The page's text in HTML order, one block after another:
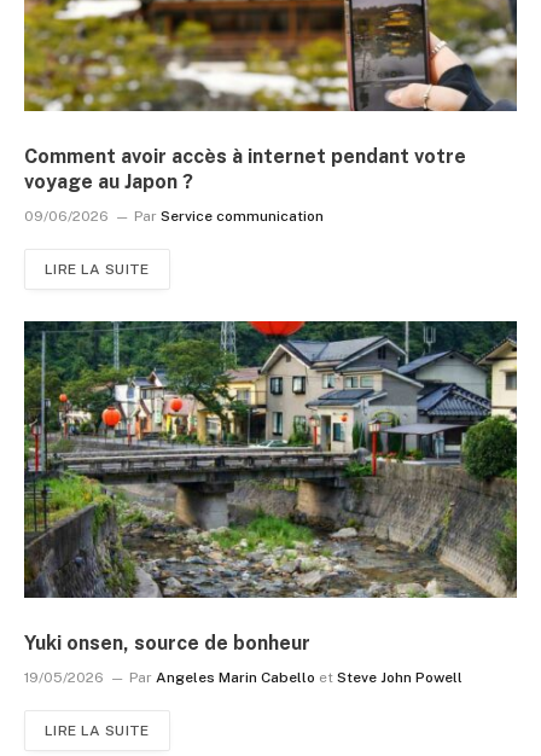
Comment avoir accès à internet pendant votre
voyage au Japon ?
09/06/2026 Par Service communication
LIRE LA SUITE
Yuki onsen, source de bonheur
19/05/2026 Par Angeles Marin Cabello et Steve John Powell
LIRE LA SUITE